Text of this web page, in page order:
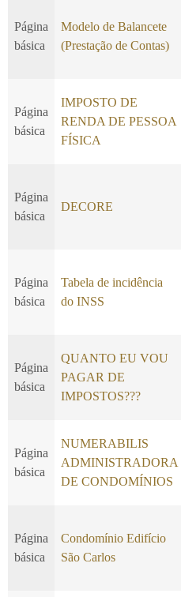
Página
básica
Modelo de Balancete
(Prestação de Contas)
Página
básica
IMPOSTO DE
RENDA DE PESSOA
FÍSICA
Página
básica
DECORE
Página
básica
Tabela de incidência
do INSS
Página
básica
QUANTO EU VOU
PAGAR DE
IMPOSTOS???
Página
básica
NUMERABILIS
ADMINISTRADORA
DE CONDOMÍNIOS
Página
básica
Condomínio Edifício
São Carlos